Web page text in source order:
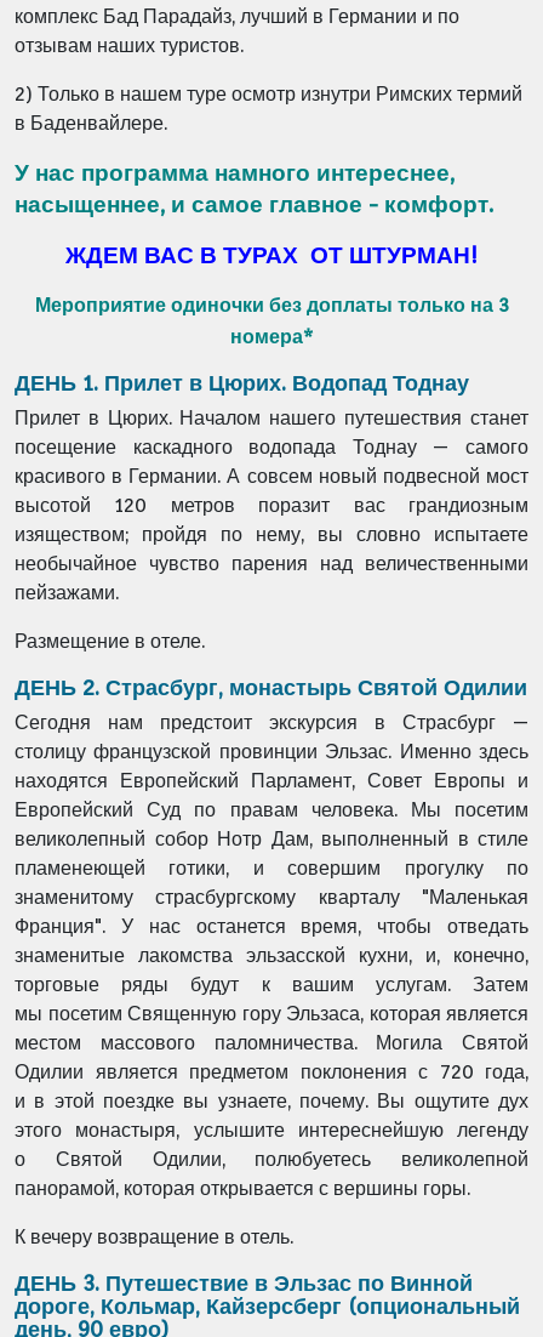
комплекс Бад Парадайз, лучший в Германии и по
отзывам наших туристов.
2) Только в нашем туре осмотр изнутри Римских термий
в Баденвайлере.
У нас программа намного интереснее,
насыщеннее, и самое главное - комфорт.
ЖДЕМ ВАС В ТУРАХ ОТ ШТУРМАН!
Мероприятие одиночки без доплаты только на 3
номера*
ДЕНЬ 1. Прилет в Цюрих. Водопад Тоднау
Прилет в Цюрих. Началом нашего путешествия станет
посещение каскадного водопада Тоднау — самого
красивого в Германии. А совсем новый подвесной мост
высотой 120 метров поразит вас грандиозным
изяществом; пройдя по нему, вы словно испытаете
необычайное чувство парения над величественными
пейзажами.
Размещение в отеле.
ДЕНЬ 2. Страсбург, монастырь Святой Одилии
Сегодня нам предстоит экскурсия в Страсбург —
столицу французской провинции Эльзас. Именно здесь
находятся Европейский Парламент, Совет Европы и
Европейский Суд по правам человека. Мы посетим
великолепный собор Нотр Дам, выполненный в стиле
пламенеющей готики, и совершим прогулку по
знаменитому страсбургскому кварталу "Маленькая
Франция". У нас останется время, чтобы отведать
знаменитые лакомства эльзасской кухни, и, конечно,
торговые ряды будут к вашим услугам. Затем
мы посетим Священную гору Эльзаса, которая является
местом массового паломничества. Могила Святой
Одилии является предметом поклонения с 720 года,
и в этой поездке вы узнаете, почему. Вы ощутите дух
этого монастыря, услышите интереснейшую легенду
о Святой Одилии, полюбуетесь великолепной
панорамой, которая открывается с вершины горы.
К вечеру возвращение в отель.
ДЕНЬ 3. Путешествие в Эльзас по Винной
дороге, Кольмар, Кайзерсберг (опциональный
день, 90 евро)